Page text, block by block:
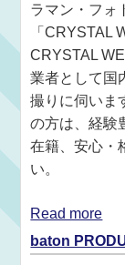
ラマン・フォ
「CRYSTAL
CRYSTAL
業者として国
撮りに伺いま
の方は、経験
在籍、安心・
い。
Read more
baton